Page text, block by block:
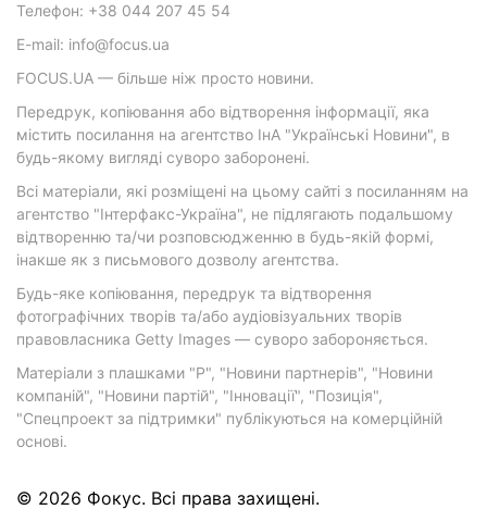
Телефон: +38 044 207 45 54
E-mail: info@focus.ua
FOCUS.UA — більше ніж просто новини.
Передрук, копіювання або відтворення інформації, яка
містить посилання на агентство ІнА "Українські Новини", в
будь-якому вигляді суворо заборонені.
Всі матеріали, які розміщені на цьому сайті з посиланням на
агентство "Інтерфакс-Україна", не підлягають подальшому
відтворенню та/чи розповсюдженню в будь-якій формі,
інакше як з письмового дозволу агентства.
Будь-яке копіювання, передрук та відтворення
фотографічних творів та/або аудіовізуальних творів
правовласника Getty Images — суворо забороняється.
Матеріали з плашками "Р", "Новини партнерів", "Новини
компаній", "Новини партій", "Інновації", "Позиція",
"Спецпроект за підтримки" публікуються на комерційній
основі.
© 2026 Фокус. Всі права захищені.